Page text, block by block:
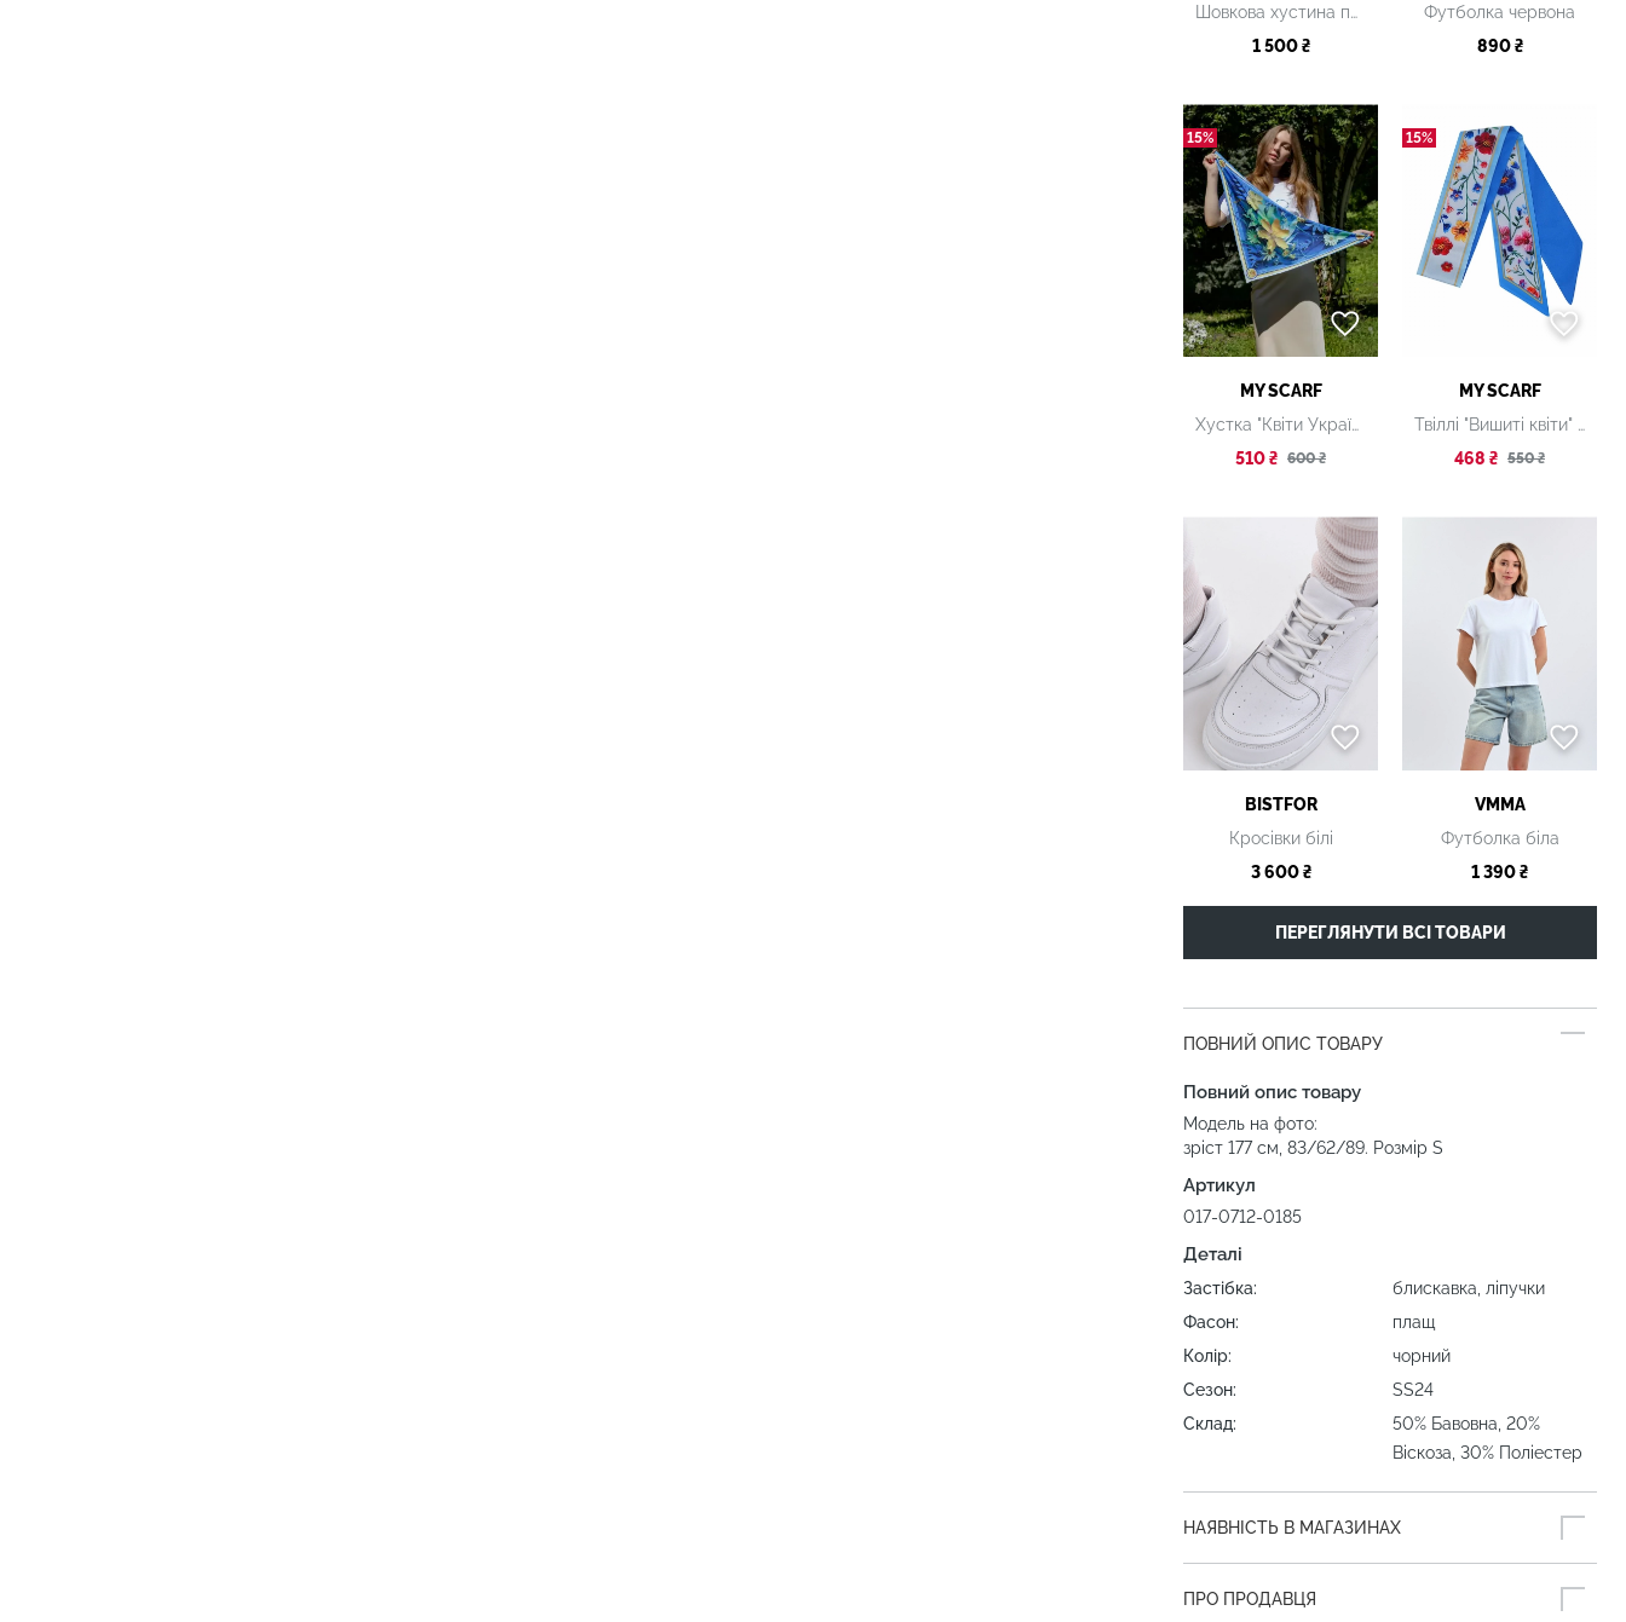
Шовкова хустина паше "Культурна спадщита. Вибійка" Coral, 30х30 см
1 500 ₴
Футболка червона
890 ₴
15%
MY SCARF
Хустка "Квіти України"
510 ₴ 600 ₴
15%
MY SCARF
Твіллі "Вишиті квіти" з авторським дизайном
468 ₴ 550 ₴
BISTFOR
Кросівки білі
3 600 ₴
VMMA
Футболка біла
1 390 ₴
ПЕРЕГЛЯНУТИ ВСІ ТОВАРИ
ПОВНИЙ ОПИС ТОВАРУ
Повний опис товару
Модель на фото:
зріст 177 см, 83/62/89. Розмір S
Артикул
017-0712-0185
Деталі
Застібка:
блискавка, ліпучки
Фасон:
плащ
Колір:
чорний
Сезон:
SS24
Склад:
50% Бавовна, 20%
Віскоза, 30% Поліестер
НАЯВНІСТЬ В МАГАЗИНАХ
ПРО ПРОДАВЦЯ